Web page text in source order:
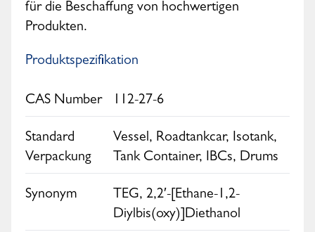
für die Beschaffung von hochwertigen
Produkten.
Produktspezifikation
CAS Number 112-27-6
Standard
Verpackung
Vessel, Roadtankcar, Isotank,
Tank Container, IBCs, Drums
Synonym
TEG, 2,2′-[Ethane-1,2-
Diylbis(oxy)]Diethanol